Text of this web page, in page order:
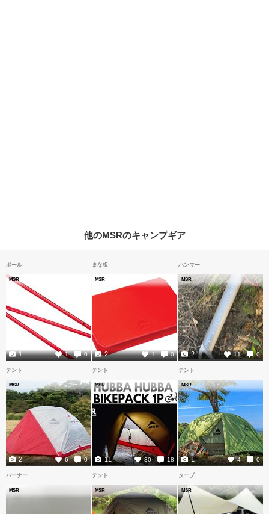
他のMSRのキャンプギア
ポール
MSR
1 0
1
まな板
MSR
1 0
2
ハンマー
MSR
11 0
2
テント
MSR
6 0
2
テント
MSR
30 18
11
テント
MSR
4 0
1
バーナー
MSR
テント
MSR
タープ
MSR